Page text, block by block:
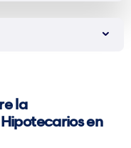
la
en